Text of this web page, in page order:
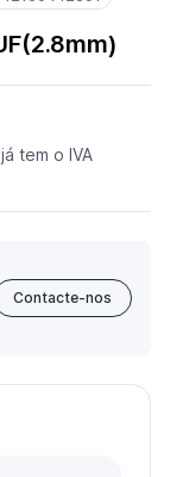
tem o IVA
Contacte-nos